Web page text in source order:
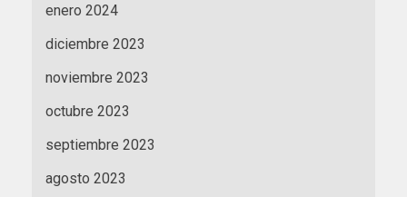
enero 2024
diciembre 2023
noviembre 2023
octubre 2023
septiembre 2023
agosto 2023